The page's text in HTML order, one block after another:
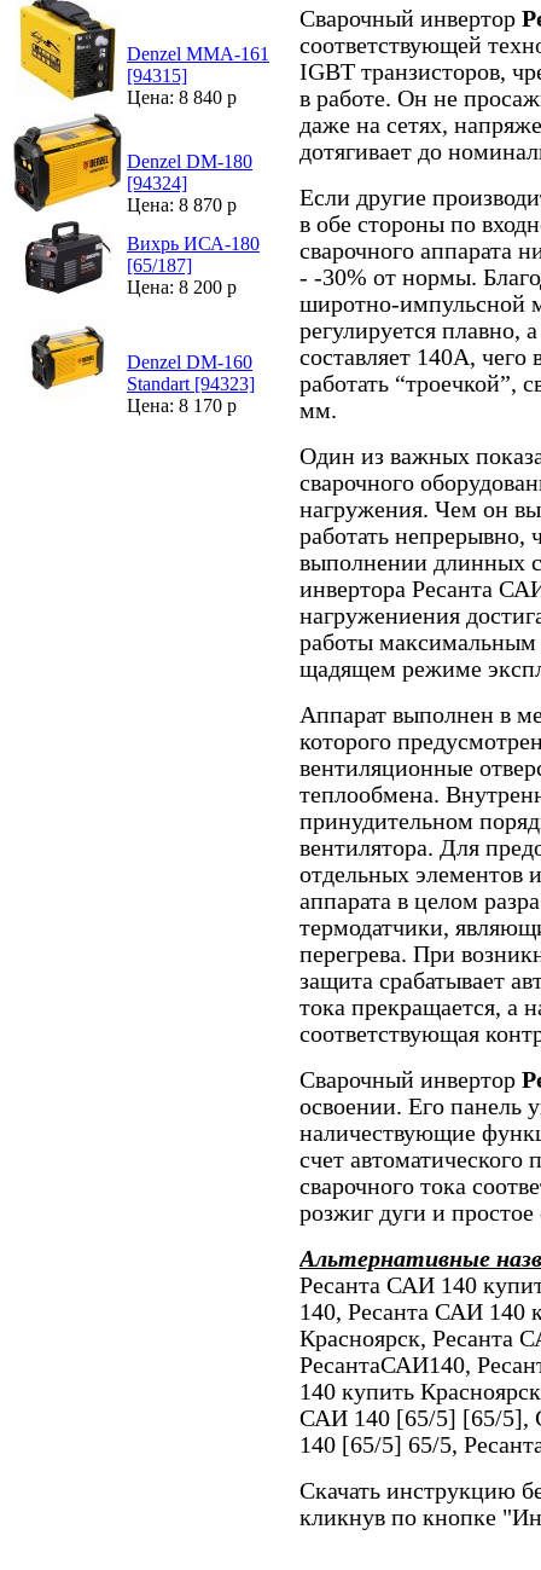
Denzel MMA-161
[94315]
Цена: 8 840 р
Denzel DM-180
[94324]
Цена: 8 870 р
Вихрь ИСА-180
[65/187]
Цена: 8 200 р
Denzel DM-160
Standart [94323]
Цена: 8 170 р
Сварочный инвертор
соответствующей
IGBT транзисторов,
в работе. Он не
даже на сетях,
дотягивает до
Если другие
в обе стороны по
сварочного аппарата
- -30% от нормы.
широтно-импульсной
регулируется плавно,
составляет 140А, чего
работать “троечкой”,
мм.
Один из важных
сварочного
нагружения. Чем он
работать непрерывно,
выполнении длинных
инвертора Ресанта
нагружениения
работы максимальным
щадящем режиме
Аппарат выполнен в
которого
вентиляционные
теплообмена.
принудительном
вентилятора. Для
отдельных элементов
аппарата в целом
термодатчики,
перегрева. При
защита срабатывает
тока прекращается, а
соответствующая
Сварочный инвертор
освоении. Его панель
наличествующие
счет
сварочного тока
розжиг дуги и
Альтернативные
Ресанта САИ 140
140, Ресанта САИ 140
Красноярск, Ресанта
РесантаСАИ140,
140 купить
САИ 140 [65/5] [65/5],
140 [65/5] 65/5,
Скачать инструкцию
кликнув по кнопке